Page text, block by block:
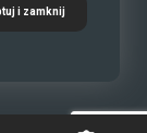
i zamknij